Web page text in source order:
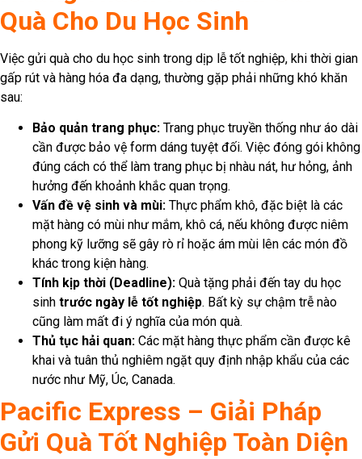
Quà Cho Du Học Sinh
Việc gửi quà cho du học sinh trong dịp lễ tốt nghiệp, khi thời gian
gấp rút và hàng hóa đa dạng, thường gặp phải những khó khăn
sau:
Bảo quản trang phục: Trang phục truyền thống như áo dài
cần được bảo vệ form dáng tuyệt đối. Việc đóng gói không
đúng cách có thể làm trang phục bị nhàu nát, hư hỏng, ảnh
hưởng đến khoảnh khắc quan trọng.
Vấn đề vệ sinh và mùi: Thực phẩm khô, đặc biệt là các
mặt hàng có mùi như mắm, khô cá, nếu không được niêm
phong kỹ lưỡng sẽ gây rò rỉ hoặc ám mùi lên các món đồ
khác trong kiện hàng.
Tính kịp thời (Deadline): Quà tặng phải đến tay du học
sinh trước ngày lễ tốt nghiệp. Bất kỳ sự chậm trễ nào
cũng làm mất đi ý nghĩa của món quà.
Thủ tục hải quan: Các mặt hàng thực phẩm cần được kê
khai và tuân thủ nghiêm ngặt quy định nhập khẩu của các
nước như Mỹ, Úc, Canada.
Pacific Express – Giải Pháp
Gửi Quà Tốt Nghiệp Toàn Diện